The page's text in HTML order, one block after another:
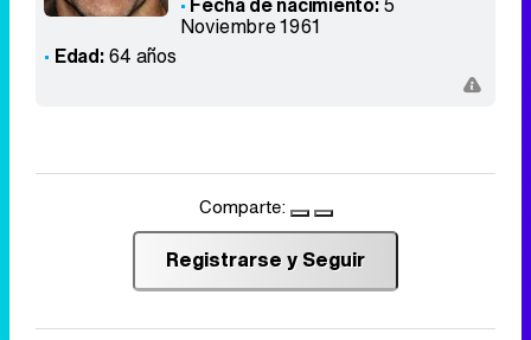
Noviembre 1961
Edad:64 años
Comparte:
Registrarse y Seguir